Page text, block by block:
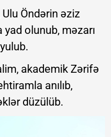
Öndərin əziz
olunub, məzarı
akademik Zərifə
anılıb,
düzülüb.